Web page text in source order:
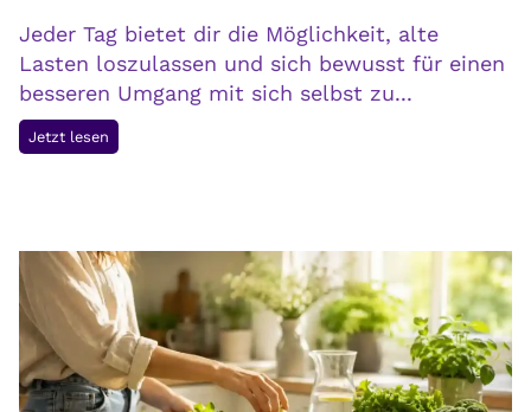
t
,
v
r
e
h
t
a
u
c
Jeder Tag bietet dir die Möglichkeit, alte
Lasten loszulassen und sich bewusst für einen
besseren Umgang mit sich selbst zu...
Jetzt lesen
r
e
n
F
r
i